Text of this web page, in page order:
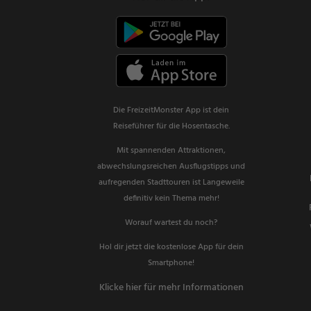
Die FreizeitMonster App ist dein
Reiseführer für die Hosentasche.
Mit spannenden Attraktionen,
abwechslungsreichen Ausflugstipps und
aufregenden Stadttouren ist Langeweile
definitiv kein Thema mehr!
Worauf wartest du noch?
Hol dir jetzt die kostenlose App für dein
Smartphone!
Klicke hier für mehr Informationen